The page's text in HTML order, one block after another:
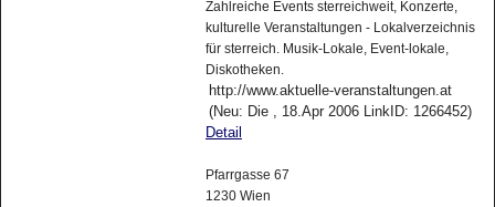
Zahlreiche Events sterreichweit, Konzerte,
kulturelle Veranstaltungen - Lokalverzeichnis
für sterreich. Musik-Lokale, Event-lokale,
Diskotheken.
http://www.aktuelle-veranstaltungen.at
(Neu: Die , 18.Apr 2006 LinkID: 1266452)
Detail
Pfarrgasse 67
1230 Wien